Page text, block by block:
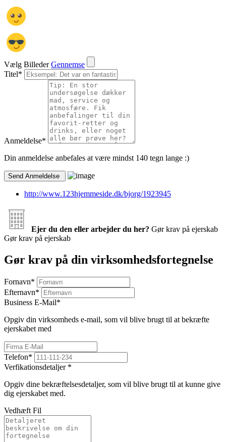
Vælg Billeder Gennemse
Titel*
Anmeldelse*
Din anmeldelse anbefales at være mindst 140 tegn lange :)
http://www.123hjemmeside.dk/bjorg/1923945
Ejer du den eller arbejder du her? Gør krav på ejerskab
Gør krav på ejerskab
Gør krav på din virksomhedsfortegnelse
Fornavn*
Efternavn*
Business E-Mail*
Opgiv din virksomheds e-mail, som vil blive brugt til at bekræfte
ejerskabet med
Telefon*
Verfikationsdetaljer *
Opgiv dine bekræftelsesdetaljer, som vil blive brugt til at kunne give
dig ejerskabet med.
Vedhæft Fil